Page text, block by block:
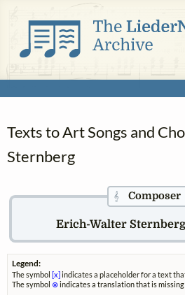
Texts to Art Songs and
Sternberg
𝄞Composer
Erich-Walter Sternberg
Legend:
The symbol [x] indicates a placeholder for a text
The symbol ⊗indicates a translation that is